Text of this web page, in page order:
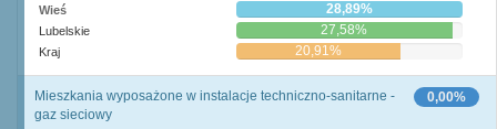
Wieś 28,89%
Lubelskie 27,58%
Kraj 20,91%
0,00%
Mieszkania wyposażone w instalacje techniczno-sanitarne -
gaz sieciowy